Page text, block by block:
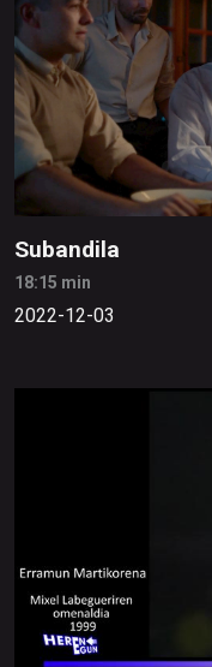
Subandila
18:15 min
2022-12-03